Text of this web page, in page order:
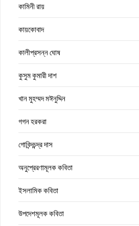
কামিনী রায়
কায়কোবাদ
কালীপ্রসন্ন ঘোষ
কুসুম কুমারী দাশ
খান মুহম্মদ মঈনুদ্দিন
গগন হরকরা
গোবিন্দচন্দ্র দাস
অনুপ্রেরণামূলক কবিতা
ইসলামিক কবিতা
উপদেশমূলক কবিতা